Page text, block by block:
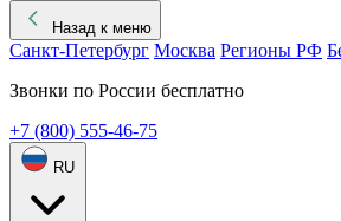
Назад к меню
Санкт-Петербург Москва Регионы РФ
Звонки по России бесплатно
+7 (800) 555-46-75
RU